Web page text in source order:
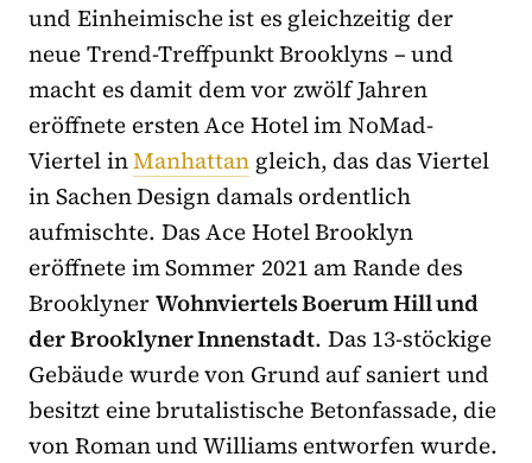
und Einheimische ist es gleichzeitig der
neue Trend-Treffpunkt Brooklyns – und
macht es damit dem vor zwölf Jahren
eröffnete ersten Ace Hotel im NoMad-
Viertel inManhattan gleich, das das Viertel
in Sachen Design damals ordentlich
aufmischte. Das Ace Hotel Brooklyn
eröffnete im Sommer 2021 am Rande des
BrooklynerWohnviertels Boerum Hill und
der Brooklyner Innenstadt. Das 13-stöckige
Gebäude wurde von Grund auf saniert und
besitzt eine brutalistische Betonfassade, die
von Roman und Williams entworfen wurde.